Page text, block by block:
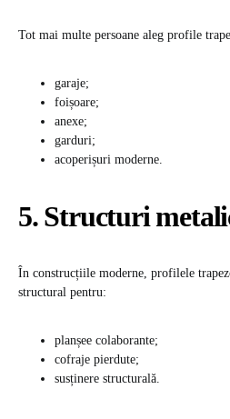
Tot mai multe persoane aleg profile
garaje;
foișoare;
anexe;
garduri;
acoperișuri moderne.
5. Structuri
În construcțiile moderne, profilele
structural pentru:
planșee colaborante;
cofraje pierdute;
susținere structurală.